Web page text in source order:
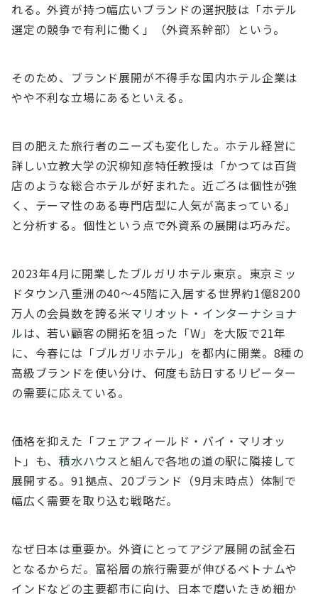
れる。外資が持つ幅広いブランドの選択肢は「ホテル
選定の競争で有利に働く」（外資系幹部）という。
そのため、ブランド展開が不得⼿な国内ホテル企業は
やや不利な⽴場にあるといえる。
⽬の肥えた旅⾏者のニーズも変化した。ホテル経営に
詳しい⽴教⼤学の沢柳知彦特任教授は「かつては百貨
店のような総合ホテルが好まれた。近ごろは個性が強
く、テーマ性のある専⾨店型に⼈気が⾼まっている」
と分析する。個性という点で外資系の展開は巧みだ。
2023年4⽉に開業したブルガリホテル東京。東京ミッ
ドタウン⼋重洲の40〜45階に⼊居する世界約1億8200
万⼈の会員数を誇る⽶マリオット・インターナショナ
ルは、若い顧客の開拓を狙った「W」を⼤阪で21年
に、今春には「ブルガリホテル」を都内に開業。8種の
⾼級ブランドを使い分け、何度も訪⽇するリピーター
の需要に応えている。
価格を抑えた「フェアフィールド・バイ・マリオッ
ト」も、積⽔ハウス と組んで各地の道の駅に隣接して
展開する。91拠点、20ブランド（9⽉末時点）体制で
幅広く需要を取り込む戦略だ。
なぜ⽇本は重要か。外資にとってアジア展開の試⾦⽯
となるからだ。富裕層の旅⾏需要が伸びるベトナムや
インドなどの主要都市に向け、⽇本で磨いたきめ細か